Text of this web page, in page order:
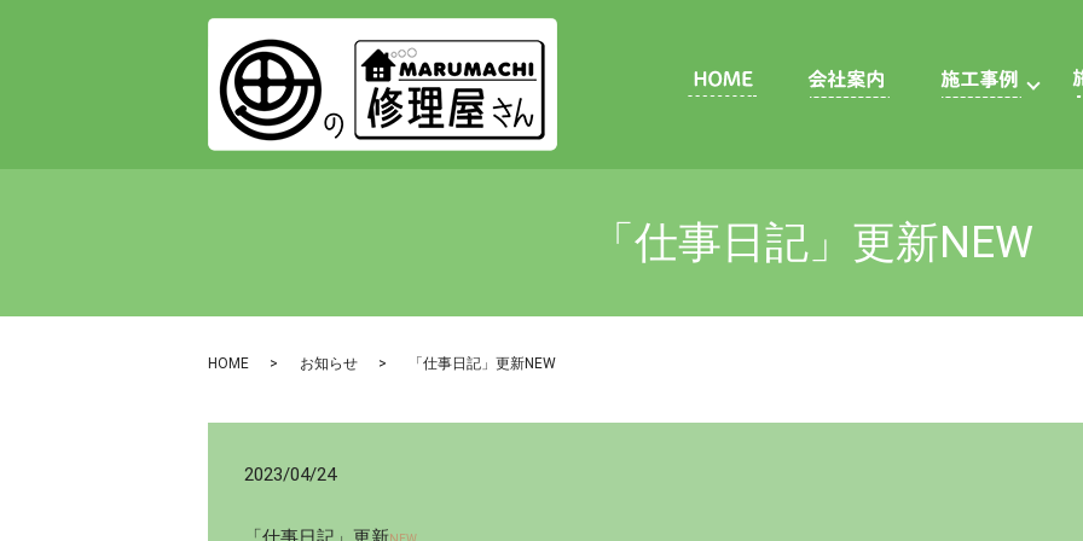
「仕事日記」更新NEW
HOME お知らせ 「仕事日記」更新NEW
2023/04/24